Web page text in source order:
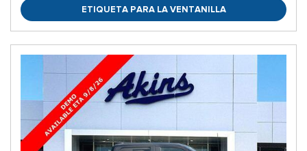
ETIQUETA PARA LA VENTANILLA